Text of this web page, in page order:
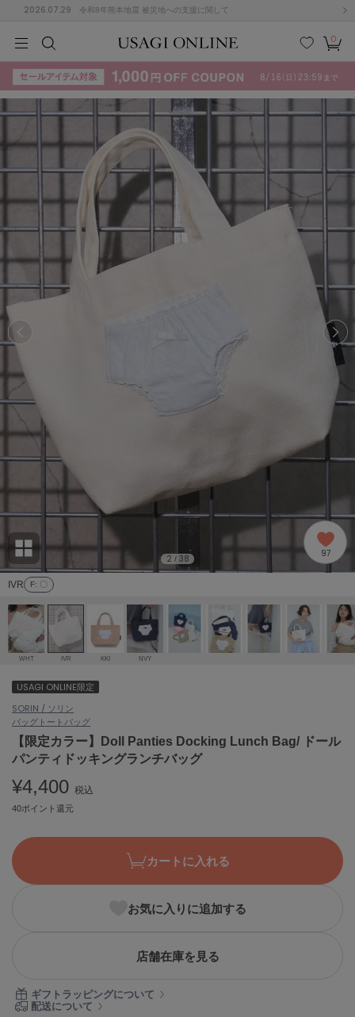
2026.07.29 令和8年熊本地震 被災地への支援に関して
検索
お気
に入
カー
ト
0
KIDSBABYBEAUTYLIFE STYLE
(715)
(3074)
(570)
ームウェア (535)
ョン雑貨 (865)
/ランジェリー (127)
ェア (121)
(124)
KIDSBABYBEAUTYLIFE STYLE
B C D E F G
L M
S
その
他
ACYM
アシーム
アディダス
アディダス バイ ステラマッカートニー
ALLISON BROWN
アリソンブラウン
アマブロ
Ame no chi Hare
アメノチハレ
AMOMMA
アモマ
ánuans
アニュアンス
ànuke
アンヌーク
ASICS
アシックス
バレリット
BANDOLIER
バンドリヤー
Calvin Klein
IVR F: 〇
2 / 38 97
WHT IVR KKI NVY
USAGI ONLINE限定
SORIN / ソリン
バッグ トートバッグ
【限定カラー】Doll Panties Docking Lunch Bag/ ドール
パンティドッキングランチバッグ
¥4,400 税込
40ポイント還元
カートに入れる
お気に入りに追加する
店舗在庫を見る
ギフトラッピングについて
配送について